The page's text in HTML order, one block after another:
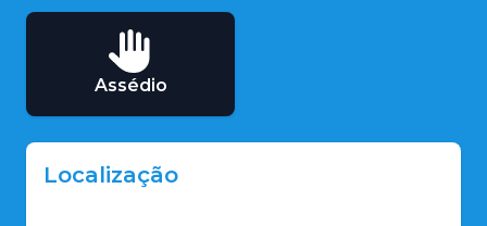
Assédio
Localização